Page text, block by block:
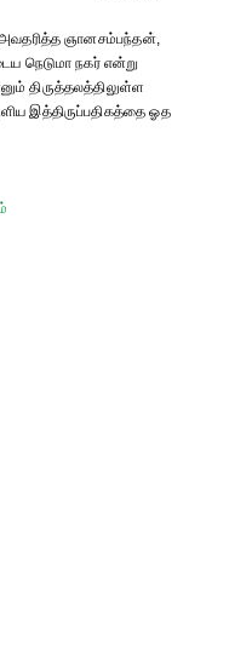
ஞானசம்பந்தன்,
நெடுமா நகர் என்று
திருத்தலத்திலுள்ள
இத்திருப்பதிகத்தை ஓத